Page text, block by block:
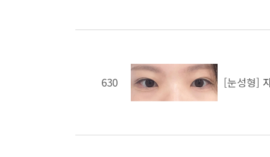
630 [눈성형]